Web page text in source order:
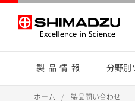
製品情報 分野別
ホーム 製品問い合わせ